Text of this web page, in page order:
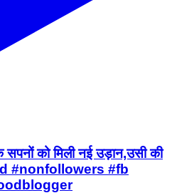
सपनों को मिली नई उड़ान,उसी की
#nonfollowers #fb